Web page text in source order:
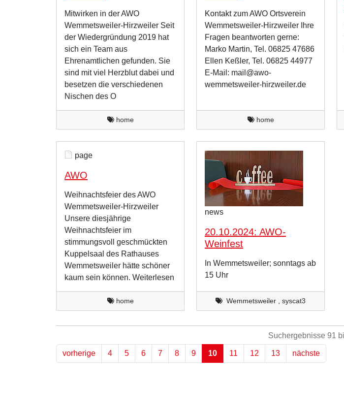
Mitwirken in der AWO
Wemmetsweiler-Hirzweiler Seit
der Wiedergründung 2019 hat
sich ein Team aus
Ehrenamtlichen gefunden. Sie
sind mit viel Herzblut dabei und
besetzen die verschiedenen
Nischen des O
home
Kontakt zum AWO Ortsverein
Wemmetsweiler-Hirzweiler Ihre
Fragen beantworten gerne:
Marko Martin, Tel. 06825 47686
Ellen Keßler, Tel. 06825 44977
E-Mail: mail@awo-
wemmetsweiler-hirzweiler.de
home
page
AWO
Weihnachtsfeier des AWO
Wemmetsweiler-Hirzweiler
Unsere diesjährige
Weihnachtsfeier im
stimmungsvoll geschmückten
Kuppelsaal des Rathauses
Wemmetsweiler hätte schöner
kaum sein können. Weiterlesen
home
news
20.10.2024: AWO-
Weinfest
In Wemmetsweiler; sonntags ab
15 Uhr
Wemmetsweiler , syscat3
Suchergebnisse 91
vorherige 4 5 6 7 8 9 10 11 12 13 nächste